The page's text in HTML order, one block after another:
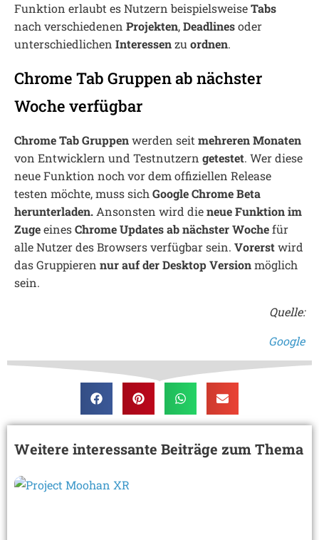
Funktion erlaubt es Nutzern beispielsweiseTabs
nach verschiedenen Projekten,Deadlinesoder
unterschiedlichen Interessenzuordnen.
Chrome Tab Gruppen ab nächster
Woche verfügbar
Chrome Tab Gruppenwerden seitmehreren Monaten
von Entwicklern und Testnutzern getestet. Wer diese
neue Funktion noch vor dem offiziellen Release
testen möchte, muss sichGoogle Chrome Beta
herunterladen.Ansonsten wird dieneue Funktion im
ZugeeinesChrome Updates ab nächster Wochefür
alle Nutzer des Browsers verfügbar sein. Vorerstwird
das Gruppieren nur auf der Desktop Versionmöglich
sein.
Quelle:
Google
Weitere interessante Beiträge zum Thema